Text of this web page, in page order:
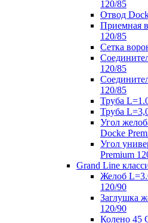
120/85
Отвод
Приемная
120/85
Сетка
120/85
120/85
Труба
Труба
Угол
Docke
Угол
Premium
Grand Line
Желоб
120/90
Заглушка
120/90
Колено 45